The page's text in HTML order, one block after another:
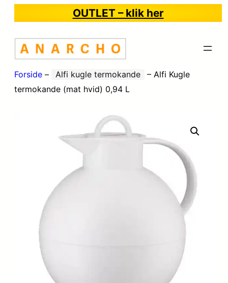
OUTLET – klik her
Forside – Alfi kugle termokande – Alfi Kugle
termokande (mat hvid) 0,94 L